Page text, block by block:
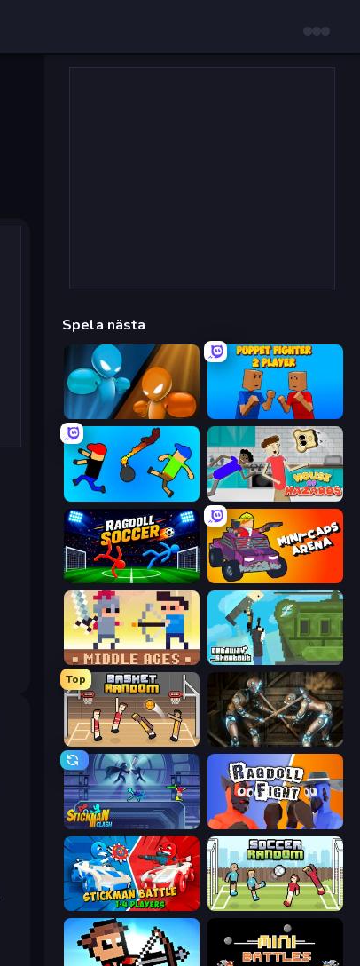
Spela nästa
Drunken Boxing Puppet Fighter 2 Player
Mini-Caps: Bombs House of Hazards
Ragdoll Soccer 2 Players Mini-Caps: Arena
Castle Wars: Middle Ages Getaway Shootout
Top
Basket Random Striker Dummies
Stickman Clash Ragdoll Fight
Stickman battle 1-4 Players Soccer Random